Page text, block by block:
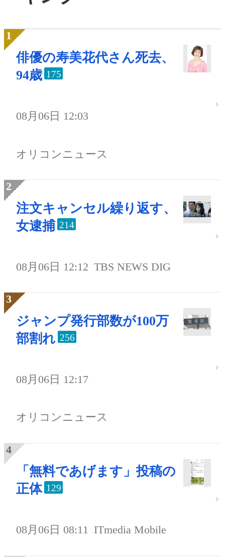
俳優の寿美花代さん死去、
94歳 175
08月06日 12:03
オリコンニュース
注文キャンセル繰り返す、
女逮捕 214
08月06日 12:12 TBS NEWS DIG
ジャンプ発行部数が100万
部割れ 256
08月06日 12:17
オリコンニュース
「無料であげます」投稿の
正体 129
08月06日 08:11 ITmedia Mobile